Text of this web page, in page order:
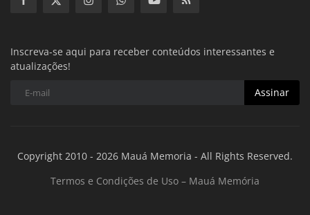
Inscreva-se aqui para receber conteúdos interessantes e
atualizações!
Assinar
Copyright 2010 - 2026 Mauá Memoria - All Rights Reserved.
Termos e Condições de Uso – Mauá Memória